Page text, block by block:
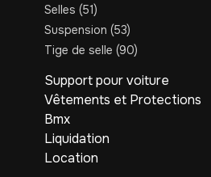
Selles (51)
Suspension (53)
Tige de selle (90)
Support pour voiture
Vêtements et Protections
Bmx
Liquidation
Location